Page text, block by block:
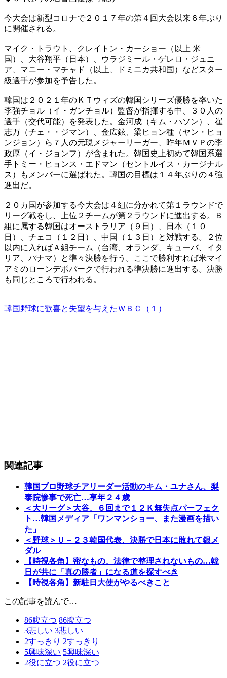
今大会は新型コロナで２０１７年の第４回大会以来６年ぶり
に開催される。
マイク・トラウト、クレイトン・カーショー（以上 米
国）、大谷翔平（日本）、ウラジミール・ゲレロ・ジュニ
ア、マニー・マチャド（以上、ドミニカ共和国）などスター
級選手が参加を予告した。
韓国は２０２１年のＫＴウィズの韓国シリーズ優勝を率いた
李強チョル（イ・ガンチョル）監督が指揮する中、３０人の
選手（交代可能）を発表した。金河成（キム・ハソン）、崔
志万（チェ・・ジマン）、金広鉉、梁ヒョン種（ヤン・ヒョ
ンジョン）ら７人の元現メジャーリーガー、昨年ＭＶＰの李
政厚（イ・ジョンフ）が含まれた。韓国史上初めて韓国系選
手トミー・ヒョンス・エドマン（セントルイス・カージナル
ス）もメンバーに選ばれた。韓国の目標は１４年ぶりの４強
進出だ。
２０カ国が参加する今大会は４組に分かれて第１ラウンドで
リーグ戦をし、上位２チームが第２ラウンドに進出する。Ｂ
組に属する韓国はオーストラリア（９日）、日本（１０
日）、チェコ（１２日）、中国（１３日）と対戦する。２位
以内に入ればＡ組チーム（台湾、オランダ、キューバ、イタ
リア、パナマ）と準々決勝を行う。ここで勝利すれば米マイ
アミのローンデポパークで行われる準決勝に進出する。決勝
も同じところで行われる。
韓国野球に歓喜と失望を与えたＷＢＣ（１）
関連記事
韓国プロ野球チアリーダー活動のキム・ユナさん、梨
泰院惨事で死亡…享年２４歳
＜大リーグ＞大谷、６回まで１２Ｋ無失点パーフェク
ト…韓国メディア「ワンマンショー、また漫画を描い
た」
＜野球＞Ｕ－２３韓国代表、決勝で日本に敗れて銀メ
ダル
【時視各角】密なもの、法律で整理されないもの…韓
日が共に「真の勝者」になる道を探すべき
【時視各角】新駐日大使がやるべきこと
この記事を読んで…
86腹立つ 86腹立つ
3悲しい 3悲しい
2すっきり 2すっきり
5興味深い 5興味深い
2役に立つ 2役に立つ